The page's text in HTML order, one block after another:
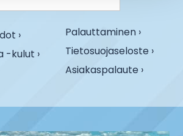
›
-kulut ›
Palauttaminen ›
Tietosuojaseloste ›
Asiakaspalaute ›